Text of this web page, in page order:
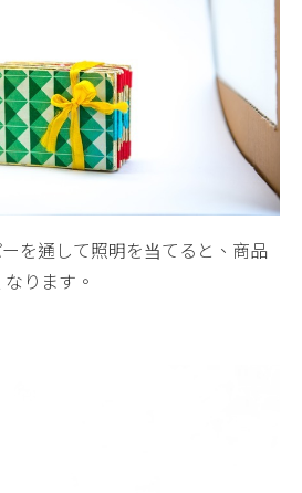
を通して照明を当てると、商品
ります。